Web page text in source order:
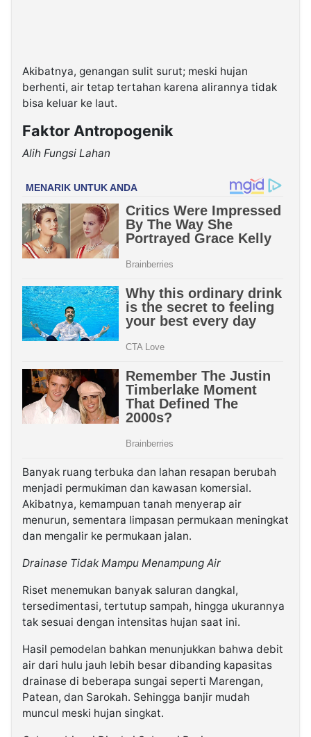
Akibatnya, genangan sulit surut; meski hujan
berhenti, air tetap tertahan karena alirannya tidak
bisa keluar ke laut.
Faktor Antropogenik
Alih Fungsi Lahan
Banyak ruang terbuka dan lahan resapan berubah
menjadi permukiman dan kawasan komersial.
Akibatnya, kemampuan tanah menyerap air
menurun, sementara limpasan permukaan meningkat
dan mengalir ke permukaan jalan.
Drainase Tidak Mampu Menampung Air
Riset menemukan banyak saluran dangkal,
tersedimentasi, tertutup sampah, hingga ukurannya
tak sesuai dengan intensitas hujan saat ini.
Hasil pemodelan bahkan menunjukkan bahwa debit
air dari hulu jauh lebih besar dibanding kapasitas
drainase di beberapa sungai seperti Marengan,
Patean, dan Sarokah. Sehingga banjir mudah
muncul meski hujan singkat.